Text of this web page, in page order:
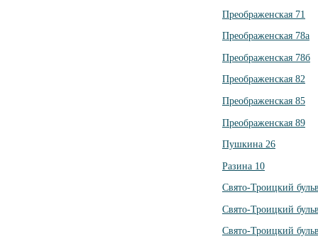
Преображенская 71
Преображенская 78а
Преображенская 78б
Преображенская 82
Преображенская 85
Преображенская 89
Пушкина 26
Разина 10
Свято-Троицкий
Свято-Троицкий
Свято-Троицкий